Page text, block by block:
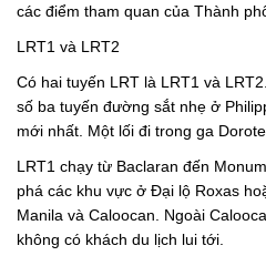
các điểm tham quan của Thành
LRT1 và LRT2
Có hai tuyến LRT là LRT1 và
số ba tuyến đường sắt nhẹ ở
mới nhất. Một lối đi trong ga
LRT1 chạy từ Baclaran đến
phá các khu vực ở Đại lộ Roxas
Manila và Caloocan. Ngoài
không có khách du lịch lui tới.